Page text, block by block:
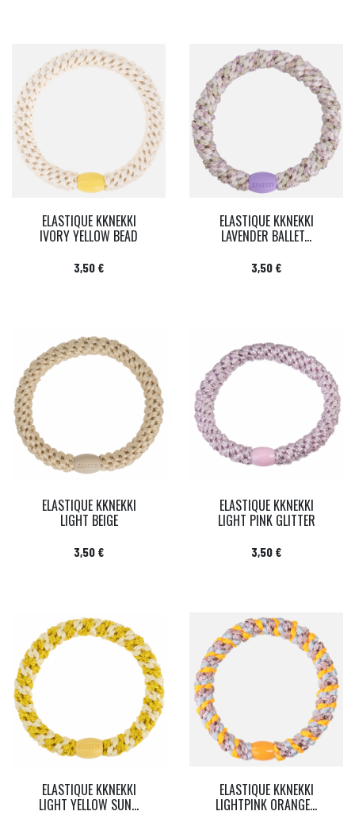
ELASTIQUE KKNEKKI
IVORY YELLOW BEAD
Prix
3,50 €
ELASTIQUE KKNEKKI
LAVENDER BALLET...
Prix
3,50 €
ELASTIQUE KKNEKKI
LIGHT BEIGE
Prix
3,50 €
ELASTIQUE KKNEKKI
LIGHT PINK GLITTER
Prix
3,50 €
ELASTIQUE KKNEKKI
LIGHT YELLOW SUN...
ELASTIQUE KKNEKKI
LIGHTPINK ORANGE...